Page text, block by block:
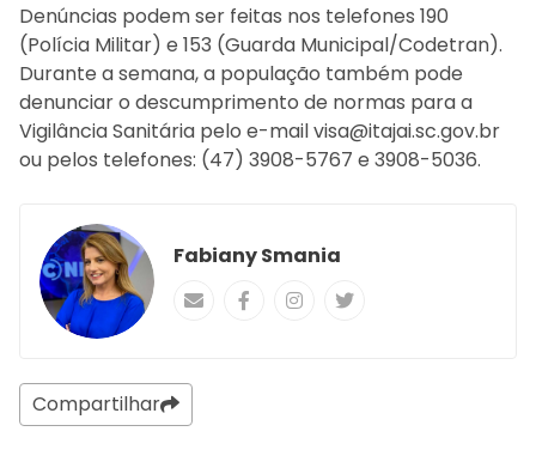
Denúncias podem ser feitas nos telefones 190
(Polícia Militar) e 153 (Guarda Municipal/Codetran).
Durante a semana, a população também pode
denunciar o descumprimento de normas para a
Vigilância Sanitária pelo e-mailvisa@itajai.sc.gov.br
ou pelos telefones: (47) 3908-5767 e 3908-5036.
Fabiany Smania
Compartilhar